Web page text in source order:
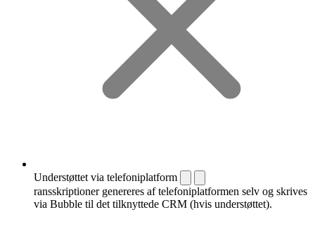
Understøttet via telefoniplatform
ransskriptioner genereres af telefoniplatformen selv og skrives
via Bubble til det tilknyttede CRM (hvis understøttet).